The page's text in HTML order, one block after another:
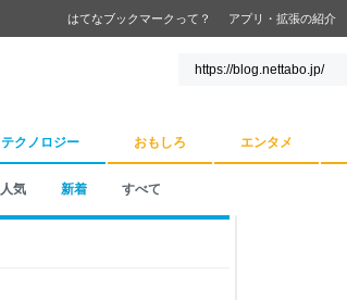
はてなブックマークって？ アプリ・拡張の紹介
テクノロジー おもしろ エンタメ
人気 新着 すべて